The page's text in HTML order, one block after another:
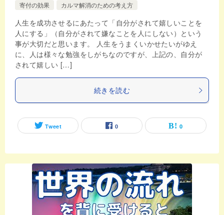
寄付の効果
カルマ解消のための考え方
人生を成功させるにあたって「自分がされて嬉しいことを
人にする」（自分がされて嫌なことを人にしない）という
事が大切だと思います。 人生をうまくいかせたいがゆえ
に、人は様々な勉強をしがちなのですが、上記の、自分が
されて嬉しい […]
続きを読む
Tweet 0 0